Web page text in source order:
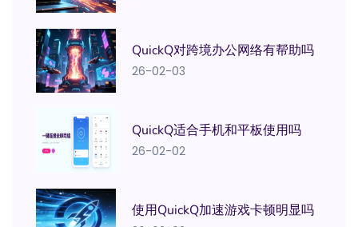
QuickQ对跨境办公网络有帮助吗
26-02-03
QuickQ适合手机和平板使用吗
26-02-02
使用QuickQ加速游戏卡顿明显吗